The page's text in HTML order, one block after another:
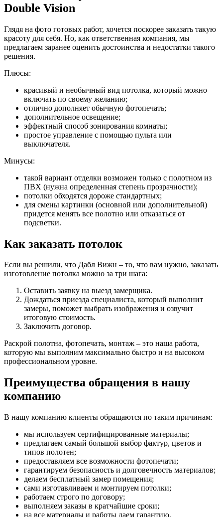
Double Vision
Глядя на фото готовых работ, хочется поскорее заказать такую
красоту для себя. Но, как ответственная компания, мы
предлагаем заранее оценить достоинства и недостатки такого
решения.
Плюсы:
красивый и необычный вид потолка, который можно
включать по своему желанию;
отлично дополняет обычную фотопечать;
дополнительное освещение;
эффектный способ зонирования комнаты;
простое управление с помощью пульта или
выключателя.
Минусы:
такой вариант отделки возможен только с полотном из
ПВХ (нужна определенная степень прозрачности);
потолки обходятся дороже стандартных;
для смены картинки (основной или дополнительной)
придется менять все полотно или отказаться от
подсветки.
Как заказать потолок
Если вы решили, что Дабл Вижн – то, что вам нужно, заказать
изготовление потолка можно за три шага:
Оставить заявку на выезд замерщика.
Дождаться приезда специалиста, который выполнит
замеры, поможет выбрать изображения и озвучит
итоговую стоимость.
Заключить договор.
Раскрой полотна, фотопечать, монтаж – это наша работа,
которую мы выполним максимально быстро и на высоком
профессиональном уровне.
Преимущества обращения в нашу
компанию
В нашу компанию клиенты обращаются по таким причинам:
мы используем сертифицированные материалы;
предлагаем самый большой выбор фактур, цветов и
типов полотен;
предоставляем все возможности фотопечати;
гарантируем безопасность и долговечность материалов;
делаем бесплатный замер помещения;
сами изготавливаем и монтируем потолки;
работаем строго по договору;
выполняем заказы в кратчайшие сроки;
на все материалы и работы даем гарантию.